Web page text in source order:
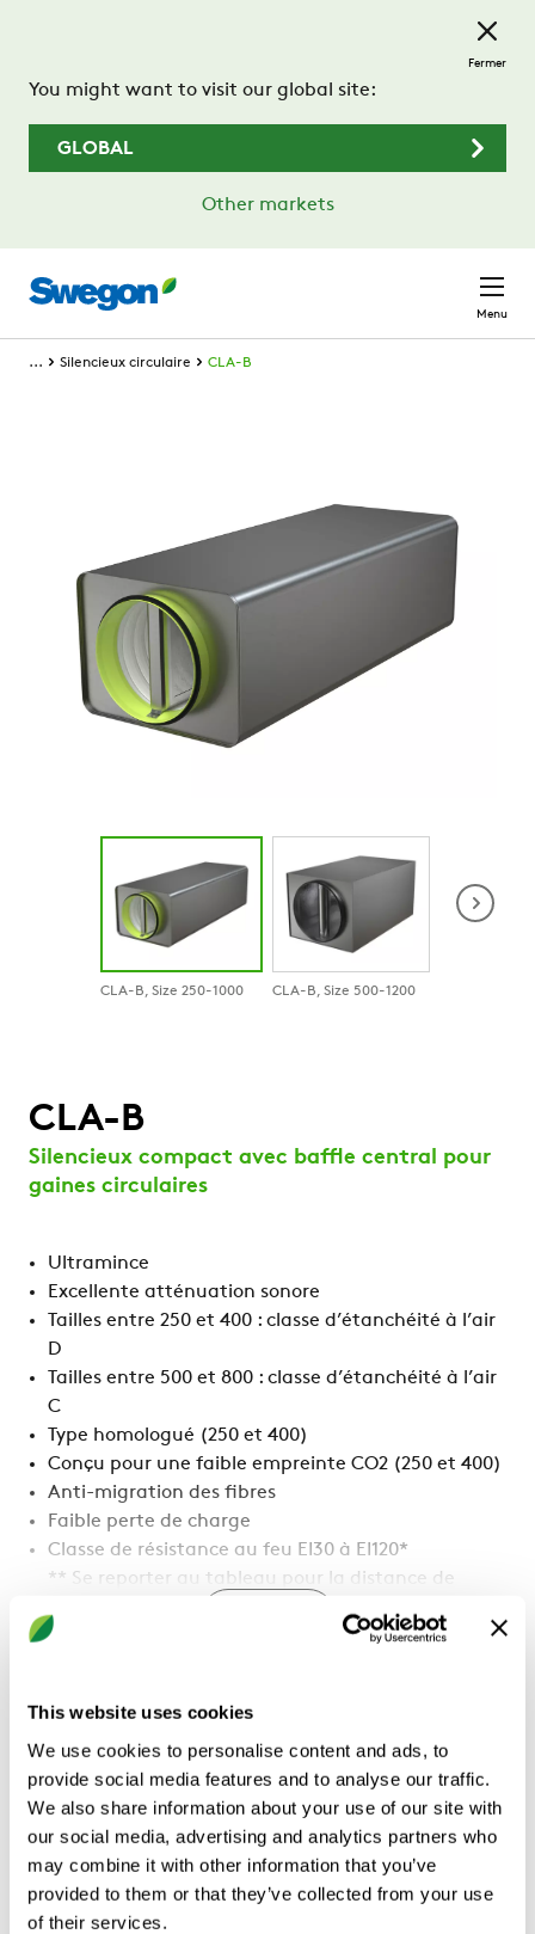
This website uses cookies
We use cookies to personalise content and ads, to
provide social media features and to analyse our traffic.
We also share information about your use of our site with
our social media, advertising and analytics partners who
may combine it with other information that you’ve
provided to them or that they’ve collected from your use
of their services.
You might want to visit our global site:
GLOBAL
Other markets
Fermer
Menu
... Silencieux circulaire CLA-B
CLA-B, Size 250-1000 CLA-B, Size 500-1200
CLA-B
Silencieux compact avec baffle central pour
gaines circulaires
Ultramince
Excellente atténuation sonore
Tailles entre 250 et 400 : classe d’étanchéité à l’air
D
Tailles entre 500 et 800 : classe d’étanchéité à l’air
C
Type homologué (250 et 400)
Conçu pour une faible empreinte CO2 (250 et 400)
Anti-migration des fibres
Faible perte de charge
Classe de résistance au feu EI30 à EI120*
** Se reporter au tableau pour la distance de
CRITÈRES
Description du produit Données